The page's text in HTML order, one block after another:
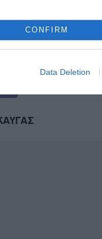
CONFIRM
Data Deletion